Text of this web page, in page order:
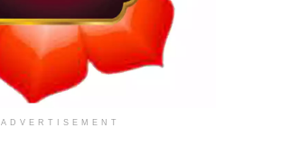
ADVERTISEMENT